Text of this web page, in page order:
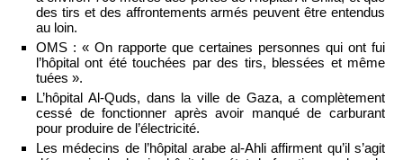
des tirs et des affrontements armés peuvent être entendus
au loin.
OMS : « On rapporte que certaines personnes qui ont fui
l’hôpital ont été touchées par des tirs, blessées et même
tuées ».
L’hôpital Al-Quds, dans la ville de Gaza, a complètement
cessé de fonctionner après avoir manqué de carburant
pour produire de l’électricité.
Les médecins de l’hôpital arabe al-Ahli affirment qu’il s’agit